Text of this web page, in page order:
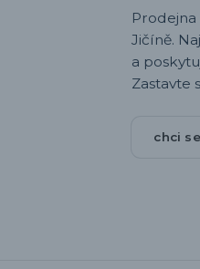
Prodejna
Jičíně.
a
Zastavte
chci